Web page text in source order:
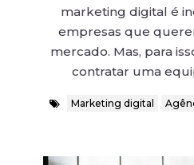
marketing digital é
empresas que
mercado. Mas, para
contratar uma
Marketing digital